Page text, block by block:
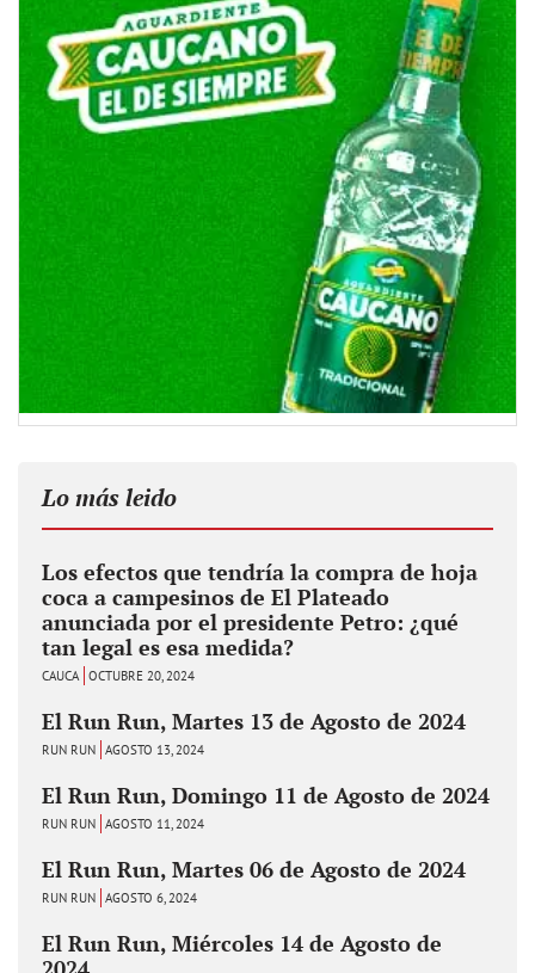
Lo más leido
Los efectos que tendría la compra de hoja
coca a campesinos de El Plateado
anunciada por el presidente Petro: ¿qué
tan legal es esa medida?
CAUCA OCTUBRE 20, 2024
El Run Run, Martes 13 de Agosto de 2024
RUN RUN AGOSTO 13, 2024
El Run Run, Domingo 11 de Agosto de 2024
RUN RUN AGOSTO 11, 2024
El Run Run, Martes 06 de Agosto de 2024
RUN RUN AGOSTO 6, 2024
El Run Run, Miércoles 14 de Agosto de